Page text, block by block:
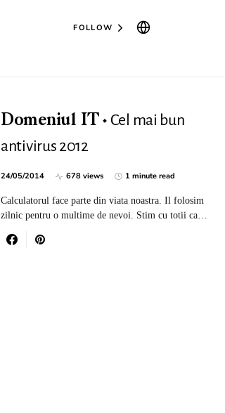
FOLLOW
Domeniul IT
Cel mai bun
antivirus 2012
24/05/2014 678 views 1 minute read
Calculatorul face parte din viata noastra. Il folosim
zilnic pentru o multime de nevoi. Stim cu totii ca…